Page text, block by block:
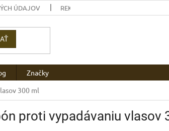
ÚDAJOV REKLAMAČNÉ PODMIENKY
Značky
300 ml
proti vypadávaniu vlasov